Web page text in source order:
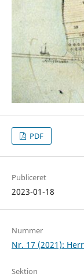
PDF
Publiceret
2023-01-18
Nummer
Nr. 17 (2021):
Sektion